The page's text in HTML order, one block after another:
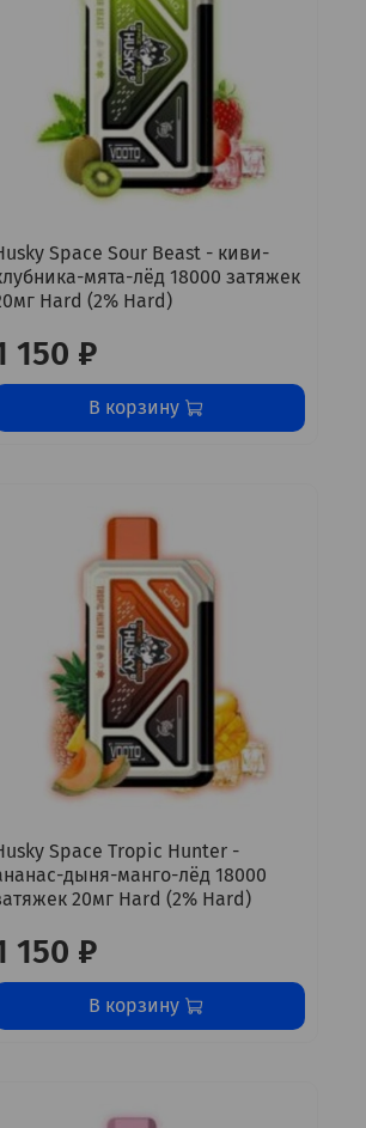
Space Sour Beast - киви-
мята-лёд 18000 затяжек
Hard (2% Hard)
150 ₽
В корзину
Space Tropic Hunter -
дыня-манго-лёд 18000
20мг Hard (2% Hard)
150 ₽
В корзину